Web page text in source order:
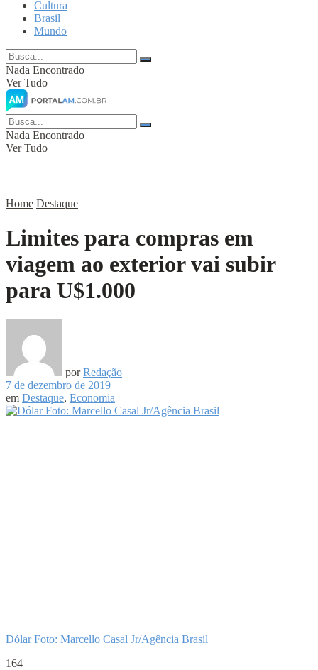
Cultura
Brasil
Mundo
Nada Encontrado
Ver Tudo
Nada Encontrado
Ver Tudo
Home Destaque
Limites para compras em
viagem ao exterior vai subir
para U$1.000
por Redação
7 de dezembro de 2019
em Destaque, Economia
Dólar Foto: Marcello Casal Jr/Agência Brasil
164